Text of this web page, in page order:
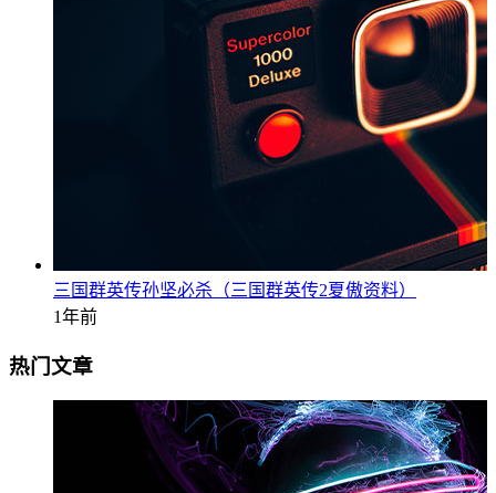
三国群英传孙坚必杀（三国群英传2夏傲资料）
1年前
热门文章